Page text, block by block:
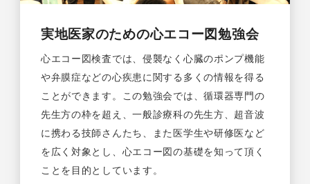
実地医家のための心エコー図勉強会
心エコー図検査では、侵襲なく心臓のポンプ機能
や弁膜症などの心疾患に関する多くの情報を得る
ことができます。この勉強会では、循環器専門の
先生方の枠を超え、一般診療科の先生方、超音波
に携わる技師さんたち、また医学生や研修医など
を広く対象とし、心エコー図の基礎を知って頂く
ことを目的としています。